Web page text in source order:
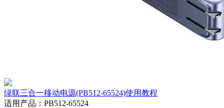
绿联三合一移动电源(PB512-65524)使用教程
适用产品 ： PB512-65524